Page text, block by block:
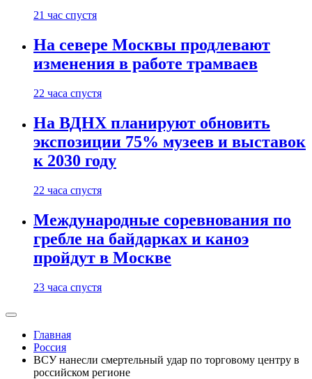
21 час спустя
На севере Москвы продлевают
изменения в работе трамваев
22 часа спустя
На ВДНХ планируют обновить
экспозиции 75% музеев и выставок
к 2030 году
22 часа спустя
Международные соревнования по
гребле на байдарках и каноэ
пройдут в Москве
23 часа спустя
Главная
Россия
ВСУ нанесли смертельный удар по торговому центру в
российском регионе